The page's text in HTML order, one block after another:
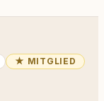
★ MITGLIED